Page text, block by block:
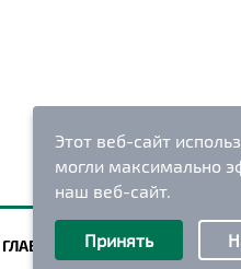
ГЛАВНАЯ О
Этот веб-сайт
могли максимально
наш веб-сайт.
Выберите настройки
Минимальные
Принять